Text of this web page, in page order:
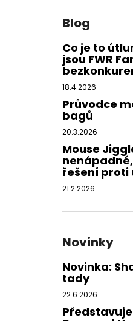
Blog
Co je to
jsou FWR
18.4.2026
Průvodce
bagů
20.3.2026
Mouse
řešení
21.2.2026
Novinky
Novinka:
tady
22.6.2026